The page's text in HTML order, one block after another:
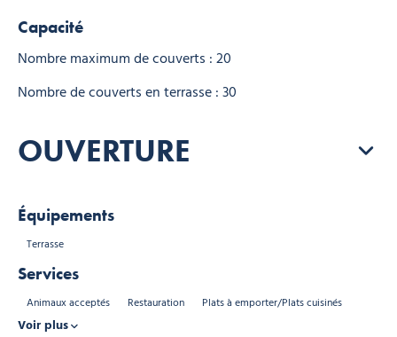
Capacité
Nombre maximum de couverts : 20
Nombre de couverts en terrasse : 30
OUVERTURE
Équipements
Terrasse
Services
Animaux acceptés Restauration Plats à emporter/Plats cuisinés
Voir plus